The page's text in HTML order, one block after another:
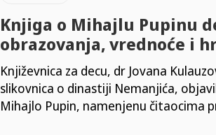
Knjiga o Mihajlu Pupinu
obrazovanja, vrednoće i
Književnica za decu, dr Jovana
slikovnica o dinastiji Nemanjića,
Mihajlo Pupin, namenjenu čitaocima